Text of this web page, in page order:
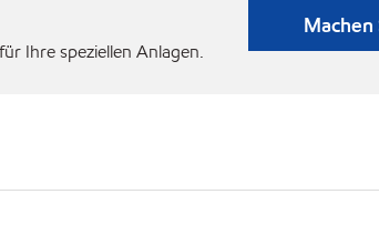
Ihre speziellen Anlagen.